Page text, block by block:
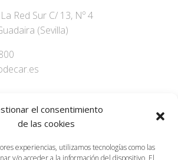
el consentimiento
de las cookies
experiencias, utilizamos tecnologías como las
y/o acceder a la información del dispositivo. El
Red Sur C/ 13, Nº 4
(Sevilla)
© 2026 Codecar.